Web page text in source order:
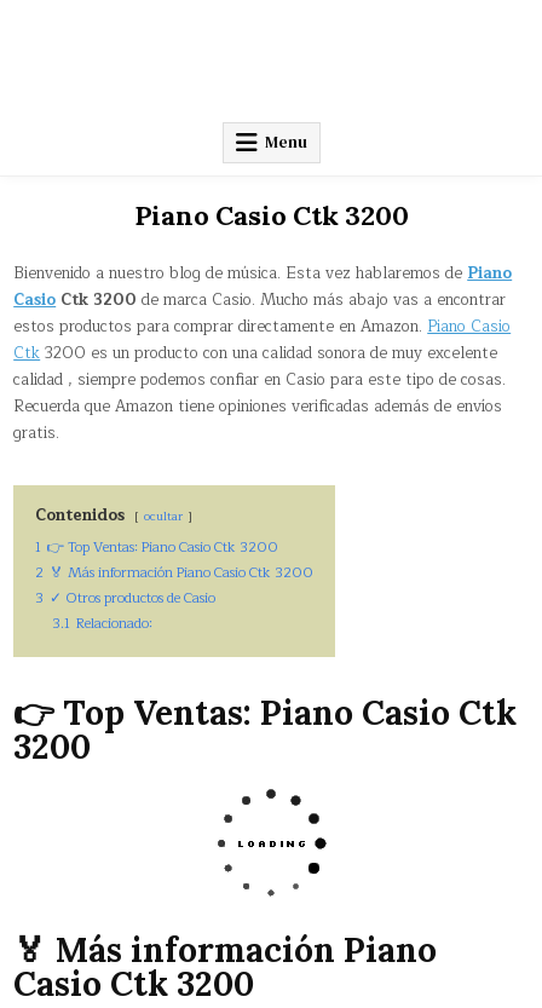
Menu
Piano Casio Ctk 3200
Bienvenido a nuestro blog de música. Esta vez hablaremos dePiano
CasioCtk 3200 de marca Casio. Mucho más abajo vas a encontrar
estos productos para comprar directamente en Amazon.Piano Casio
Ctk3200 es un producto con una calidad sonora de muy excelente
calidad , siempre podemos confiar en Casio para este tipo de cosas.
Recuerda que Amazon tiene opiniones verificadas además de envíos
gratis.
Contenidos ocultar
1 👉 Top Ventas: Piano Casio Ctk 3200
2 🏅 Más información Piano Casio Ctk 3200
3 ✓ Otros productos de Casio
3.1 Relacionado:
👉 Top Ventas: Piano Casio Ctk
3200
🏅 Más información Piano
Casio Ctk 3200